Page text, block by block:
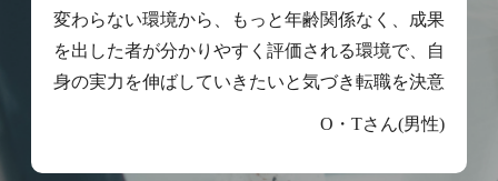
変わらない環境から、もっと年齢関係なく、成果
を出した者が分かりやすく評価される環境で、自
身の実力を伸ばしていきたいと気づき転職を決意
O・Tさん(男性)